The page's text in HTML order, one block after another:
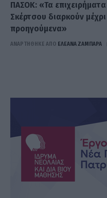
ΠΑΣΟΚ: «Τα
Σκέρτσου διαρκούν
προηγούμενα»
ΑΝΑΡΤΗΘΗΚΕ ΑΠΟ ΕΛΕΑΝΑ ΖΑΜΠΑΡΑ